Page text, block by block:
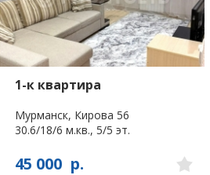
1-к квартира
Мурманск, Кирова 56
30.6/18/6 м.кв., 5/5 эт.
45 000 р.